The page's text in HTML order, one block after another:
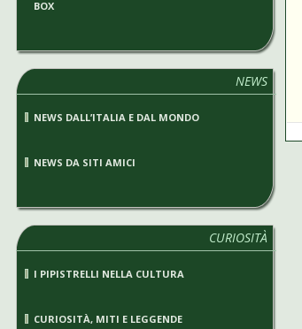
BOX
NEWS
NEWS DALL’ITALIA E DAL MONDO
NEWS DA SITI AMICI
CURIOSITÀ
I PIPISTRELLI NELLA CULTURA
CURIOSITÀ, MITI E LEGGENDE